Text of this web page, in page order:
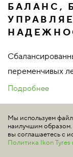
БАЛАНС,
переменчивых
Подробнее
Мы используем
наилучшим образом.
вы соглашаетесь с
Политика Ikon